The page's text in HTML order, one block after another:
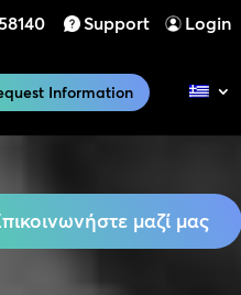
Support Login
Information
μαζί μας